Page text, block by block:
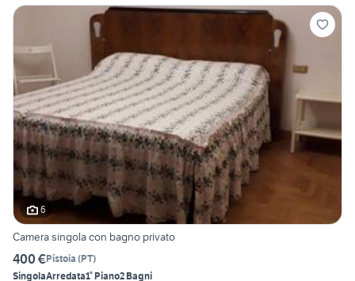
6
Camera singola con bagno privato
400 €Pistoia (PT)
SingolaArredata1° Piano2 Bagni